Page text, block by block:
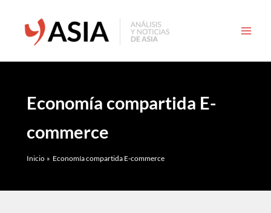
contenido
Economía compartida E-
commerce
Inicio Economía compartida E-commerce